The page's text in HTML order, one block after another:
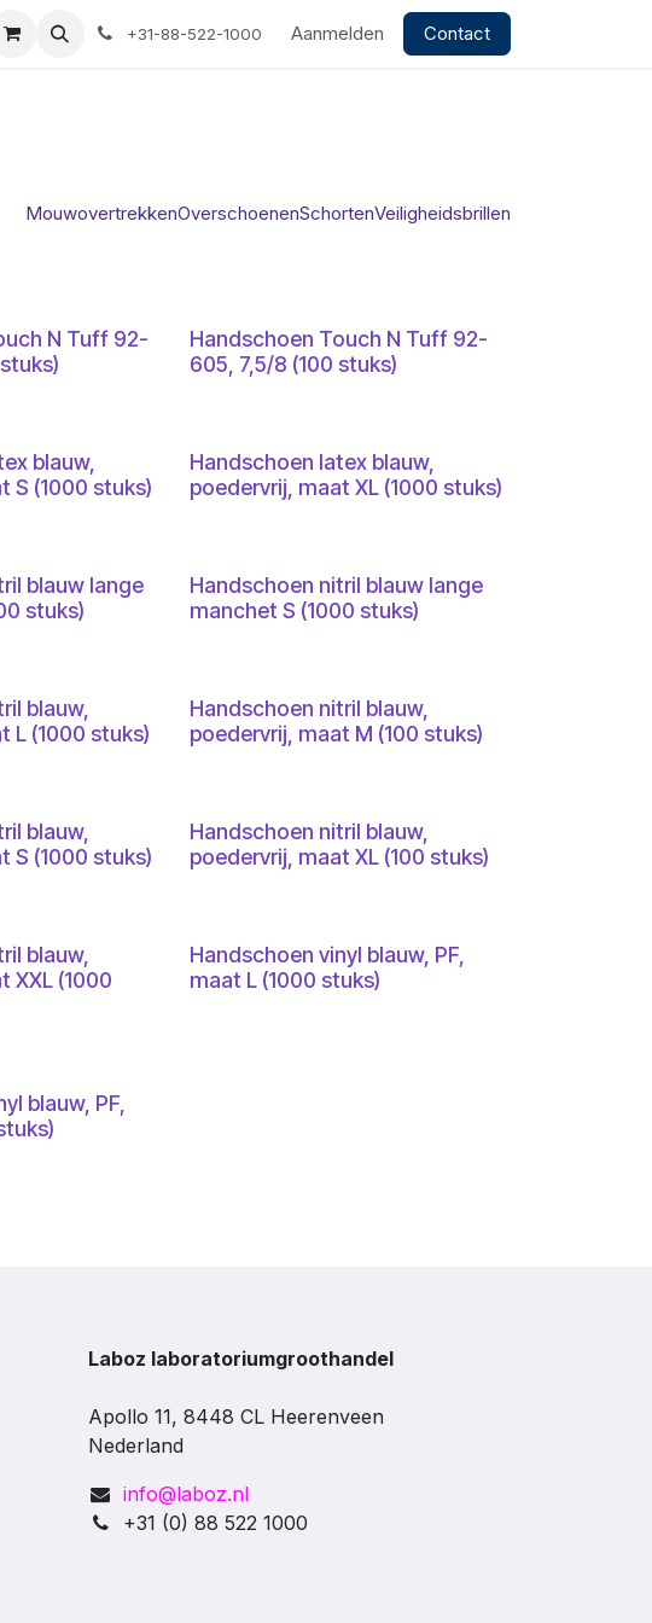
+31-88-522-1000 Aanmelden Contact
MouwovertrekkenOverschoenenSchortenVeiligheidsbrillen
N Tuff 92-
Handschoen Touch N Tuff 92-
605, 7,5/8 (100 stuks)
blauw,
S (1000 stuks)
Handschoen latex blauw,
poedervrij, maat XL (1000 stuks)
blauw lange
stuks)
Handschoen nitril blauw lange
manchet S (1000 stuks)
blauw,
L (1000 stuks)
Handschoen nitril blauw,
poedervrij, maat M (100 stuks)
blauw,
S (1000 stuks)
Handschoen nitril blauw,
poedervrij, maat XL (100 stuks)
blauw,
XXL (1000
Handschoen vinyl blauw, PF,
maat L (1000 stuks)
blauw, PF,
Laboz laboratoriumgroothandel
Apollo 11, 8448 CL Heerenveen
Nederland
info@laboz.nl
+31 (0) 88 522 1000